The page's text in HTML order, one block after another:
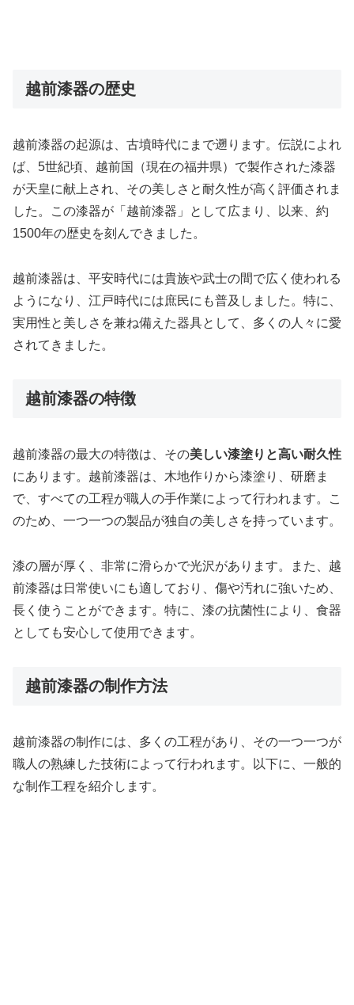
越前漆器の歴史
越前漆器の起源は、古墳時代にまで遡ります。伝説によれ
ば、5世紀頃、越前国（現在の福井県）で製作された漆器
が天皇に献上され、その美しさと耐久性が高く評価されま
した。この漆器が「越前漆器」として広まり、以来、約
1500年の歴史を刻んできました。
越前漆器は、平安時代には貴族や武士の間で広く使われる
ようになり、江戸時代には庶民にも普及しました。特に、
実用性と美しさを兼ね備えた器具として、多くの人々に愛
されてきました。
越前漆器の特徴
越前漆器の最大の特徴は、その美しい漆塗りと高い耐久性
にあります。越前漆器は、木地作りから漆塗り、研磨ま
で、すべての工程が職人の手作業によって行われます。こ
のため、一つ一つの製品が独自の美しさを持っています。
漆の層が厚く、非常に滑らかで光沢があります。また、越
前漆器は日常使いにも適しており、傷や汚れに強いため、
長く使うことができます。特に、漆の抗菌性により、食器
としても安心して使用できます。
越前漆器の制作方法
越前漆器の制作には、多くの工程があり、その一つ一つが
職人の熟練した技術によって行われます。以下に、一般的
な制作工程を紹介します。